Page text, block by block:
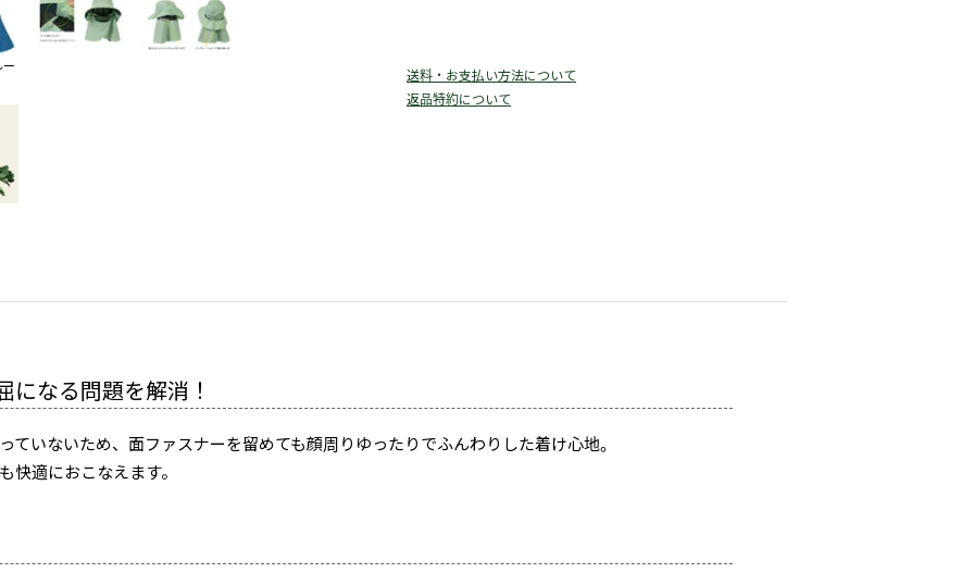
ー
送料・お支払い方法について
返品特約について
になる問題を解消！
ていないため、面ファスナーを留めても顔周りゆったりでふんわりした着け心地。
快適におこなえます。